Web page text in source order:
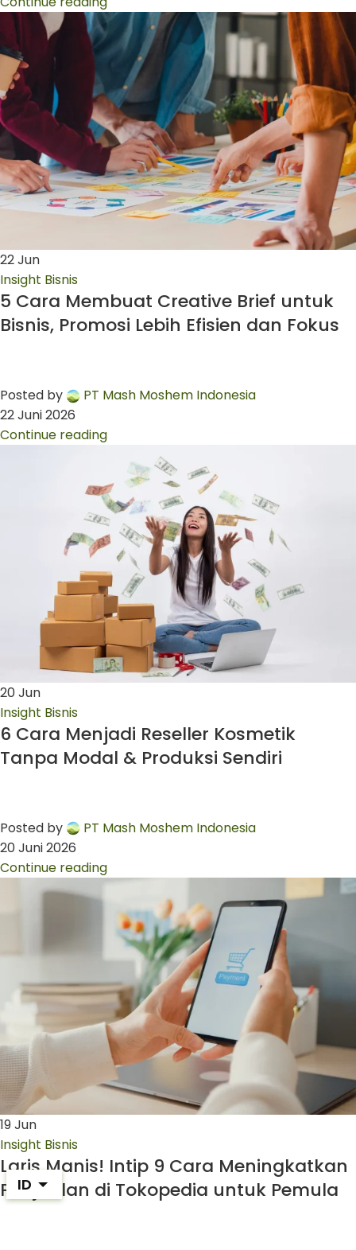
22Jun
Insight Bisnis
5 Cara Membuat Creative Brief untuk
Bisnis, Promosi Lebih Efisien dan Fokus
Posted by
PT Mash Moshem Indonesia
22 Juni 2026
Continue reading
20Jun
Insight Bisnis
6 Cara Menjadi Reseller Kosmetik
Tanpa Modal & Produksi Sendiri
Posted by
PT Mash Moshem Indonesia
20 Juni 2026
Continue reading
19Jun
Insight Bisnis
Laris Manis! Intip 9 Cara Meningkatkan
Penjualan di Tokopedia untuk Pemula
ID